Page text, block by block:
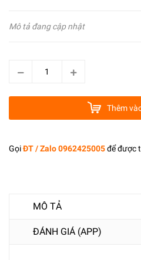
Mô tả đang cập nhật
Thêm
GọiĐT / Zalo 0962425005để được
MÔ TẢ
ĐÁNH GIÁ (APP)